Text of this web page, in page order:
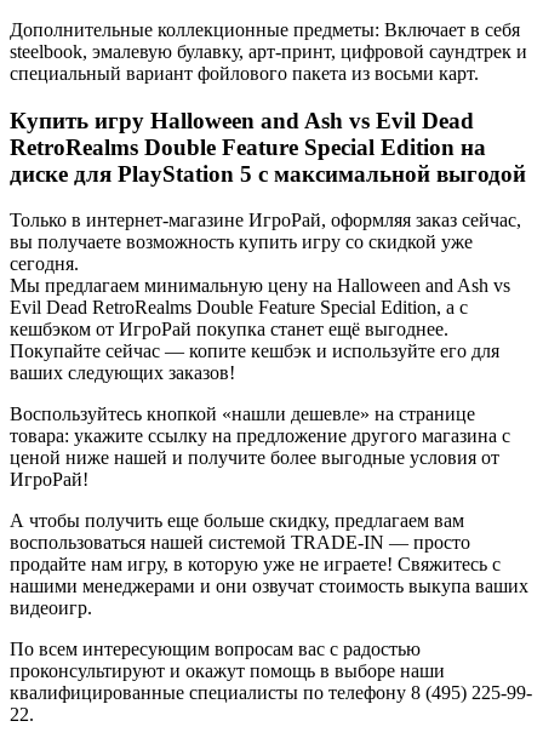
Дополнительные коллекционные предметы: Включает в себя
steelbook, эмалевую булавку, арт-принт, цифровой саундтрек и
специальный вариант фойлового пакета из восьми карт.
Купить игру Halloween and Ash vs Evil Dead
RetroRealms Double Feature Special Edition на
диске для PlayStation 5 с максимальной выгодой
Только в интернет-магазине ИгроРай, оформляя заказ сейчас,
вы получаете возможность купить игру со скидкой уже
сегодня.
Мы предлагаем минимальную цену на Halloween and Ash vs
Evil Dead RetroRealms Double Feature Special Edition, а с
кешбэком от ИгроРай покупка станет ещё выгоднее.
Покупайте сейчас — копите кешбэк и используйте его для
ваших следующих заказов!
Воспользуйтесь кнопкой «нашли дешевле» на странице
товара: укажите ссылку на предложение другого магазина с
ценой ниже нашей и получите более выгодные условия от
ИгроРай!
А чтобы получить еще больше скидку, предлагаем вам
воспользоваться нашей системой TRADE-IN — просто
продайте нам игру, в которую уже не играете! Свяжитесь с
нашими менеджерами и они озвучат стоимость выкупа ваших
видеоигр.
По всем интересующим вопросам вас с радостью
проконсультируют и окажут помощь в выборе наши
квалифицированные специалисты по телефону 8 (495) 225-99-
22.